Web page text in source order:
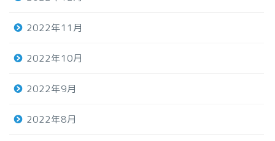
2022年11月
2022年10月
2022年9月
2022年8月